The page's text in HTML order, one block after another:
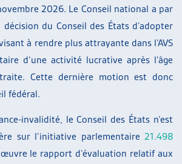
2026. Le Conseil national a par
du Conseil des États d’adopter
à rendre plus attrayante dans l’AVS
d’une activité lucrative après l’âge
Cette dernière motion est donc
fédéral.
invalidité, le Conseil des États n’est
sur l’initiative parlementaire 21.498
le rapport d’évaluation relatif aux